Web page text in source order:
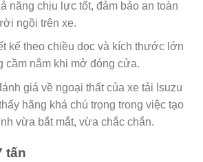
năng chịu lực tốt, đảm bảo an toàn
ngồi trên xe.
kế theo chiều dọc và kích thước lớn
cầm nắm khi mở đóng cửa.
giá về ngoại thất của xe tải Isuzu
hãng khá chú trọng trong việc tạo
vừa bắt mắt, vừa chắc chắn.
tấn